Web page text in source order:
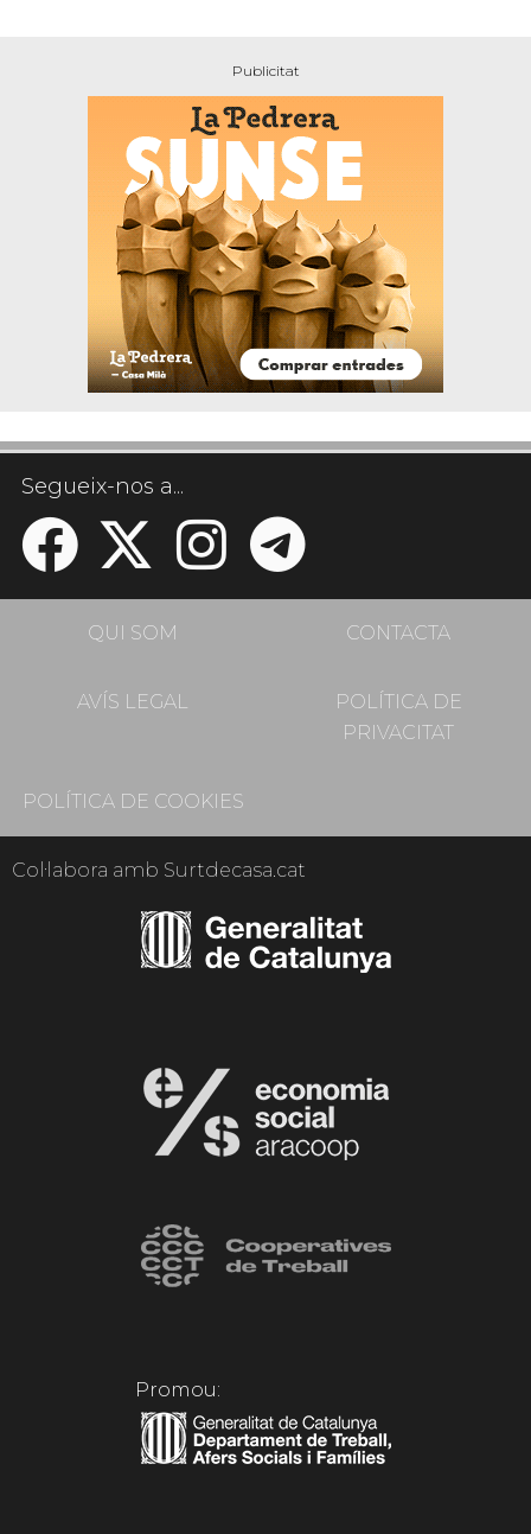
Segueix-nos a...
QUI SOM CONTACTA
AVÍS LEGAL
POLÍTICA DE
PRIVACITAT
POLÍTICA DE COOKIES
Col·labora amb Surtdecasa.cat
Promou: